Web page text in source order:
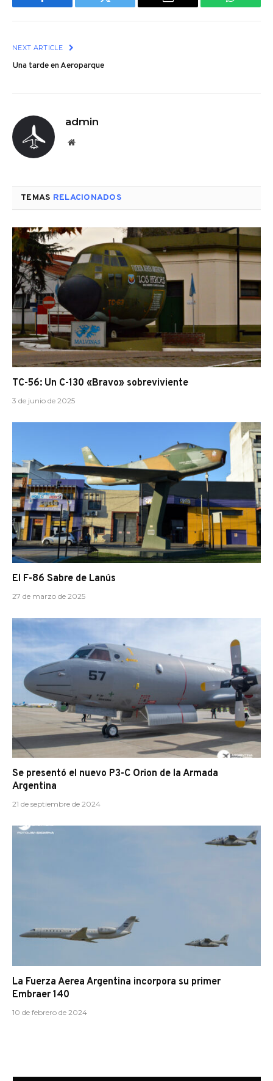
Facebook Twitter Email
NEXT ARTICLE
Una tarde en Aeroparque
admin
Website
TEMAS RELACIONADOS
TC-56: Un C-130 «Bravo» sobreviviente
3 de junio de 2025
El F-86 Sabre de Lanús
27 de marzo de 2025
Se presentó el nuevo P3-C Orion de la Armada
Argentina
21 de septiembre de 2024
La Fuerza Aerea Argentina incorpora su primer
Embraer 140
10 de febrero de 2024